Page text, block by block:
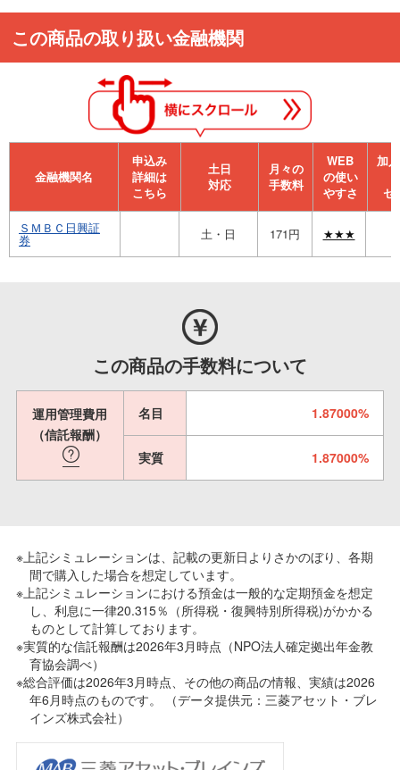
この商品の取り扱い金融機関
金融機関名
申込み
詳細は
こちら
⼟⽇
対応
月々の
手数料
WEB
の使い
やすさ
加
セ
ＳＭＢＣ日興証
券 土・日 171円 ★★★
この商品の手数料について
運用管理費用
（信託報酬）
名目 1.87000%
実質 1.87000%
※上記シミュレーションは、記載の更新日よりさかのぼり、各期
間で購入した場合を想定しています。
※上記シミュレーションにおける預金は一般的な定期預金を想定
し、利息に一律20.315％（所得税・復興特別所得税)がかかる
ものとして計算しております。
※実質的な信託報酬は2026年3月時点（NPO法人確定拠出年金教
育協会調べ）
※総合評価は2026年3月時点、その他の商品の情報、実績は2026
年6月時点のものです。 （データ提供元：三菱アセット・ブレ
インズ株式会社）